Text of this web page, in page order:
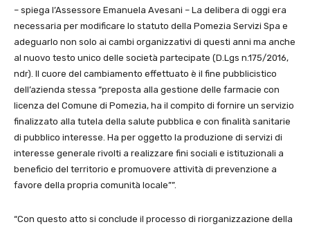
– spiega l’Assessore Emanuela Avesani – La delibera di oggi era
necessaria per modificare lo statuto della Pomezia Servizi Spa e
adeguarlo non solo ai cambi organizzativi di questi anni ma anche
al nuovo testo unico delle società partecipate (D.Lgs n.175/2016,
ndr). Il cuore del cambiamento effettuato è il fine pubblicistico
dell’azienda stessa “preposta alla gestione delle farmacie con
licenza del Comune di Pomezia, ha il compito di fornire un servizio
finalizzato alla tutela della salute pubblica e con finalità sanitarie
di pubblico interesse. Ha per oggetto la produzione di servizi di
interesse generale rivolti a realizzare fini sociali e istituzionali a
beneficio del territorio e promuovere attività di prevenzione a
favore della propria comunità locale””.
“Con questo atto si conclude il processo di riorganizzazione della